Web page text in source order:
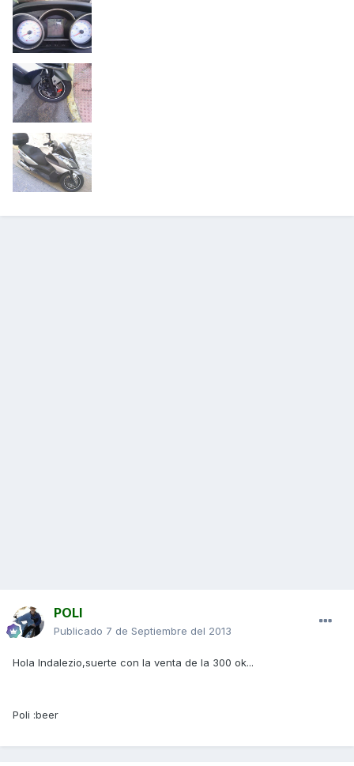
POLI
Publicado 7 de Septiembre del 2013
Hola Indalezio,suerte con la venta de la 300 ok...
Poli :beer